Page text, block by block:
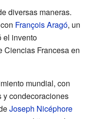
diversas maneras.
François Aragó, un
el invento
Ciencias Francesa en
mundial, con
y condecoraciones
Joseph Nicéphore